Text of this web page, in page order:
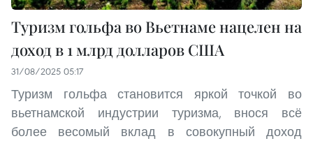
Туризм гольфа во Вьетнаме нацелен на
доход в 1 млрд долларов США
31/08/2025 05:17
Туризм гольфа становится яркой точкой во
вьетнамской индустрии туризма, внося всё
более весомый вклад в совокупный доход